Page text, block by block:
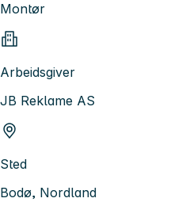
Montør
Arbeidsgiver
JB Reklame AS
Sted
Bodø, Nordland